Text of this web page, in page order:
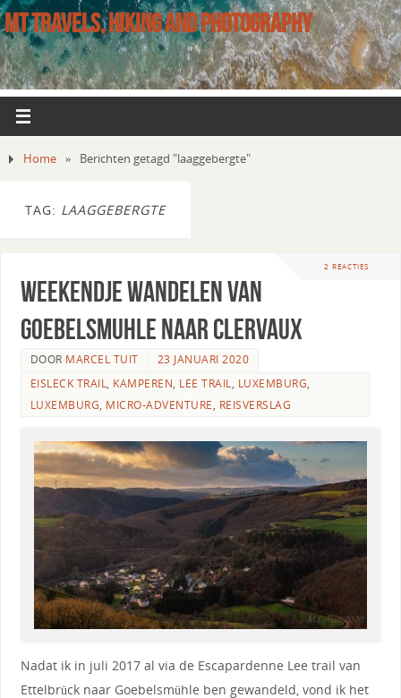
MT TRAVELS, HIKING AND PHOTOGRAPHY
Home » Berichten getagd "laaggebergte"
TAG: LAAGGEBERGTE
2 REACTIES
Weekendje wandelen van
Goebelsmuhle naar Clervaux
DOOR MARCEL TUIT
23 JANUARI 2020
EISLECK TRAIL, KAMPEREN, LEE TRAIL, LUXEMBURG,
LUXEMBURG, MICRO-ADVENTURE, REISVERSLAG
Nadat ik in juli 2017 al via de Escapardenne Lee trail van
Ettelbrück naar Goebelsmühle ben gewandeld, vond ik het